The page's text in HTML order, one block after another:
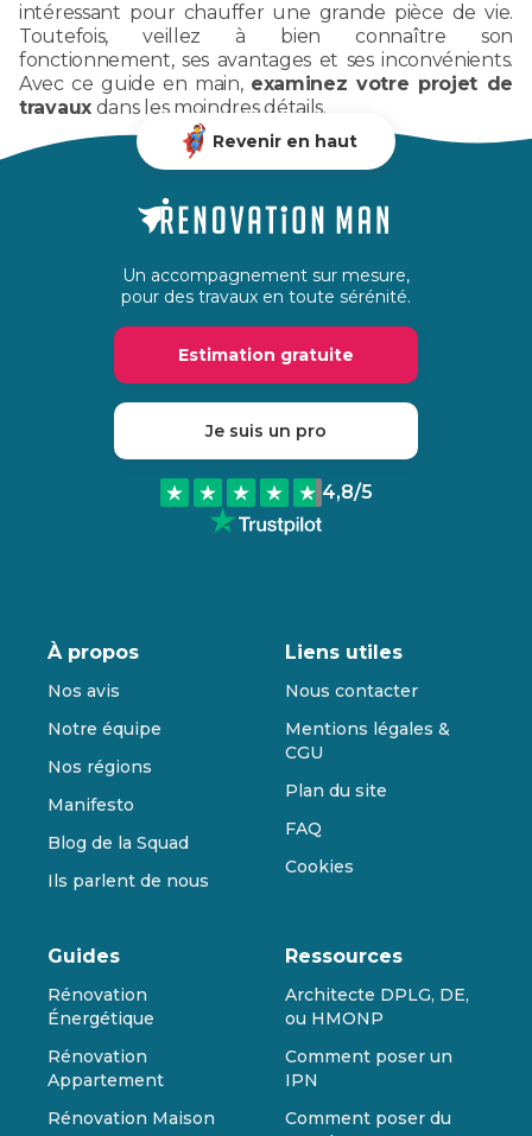
intéressant pour chauffer une grande pièce de vie.
Toutefois, veillez à bien connaître son
fonctionnement, ses avantages et ses inconvénients.
Avec ce guide en main, examinez votre projet de
travauxdans les moindres détails.
Revenir en haut
Un accompagnement sur mesure,
pour des travaux en toute sérénité.
Estimation gratuite
Je suis un pro
4,8/5
À propos
Nos avis
Notre équipe
Nos régions
Manifesto
Blog de la Squad
Ils parlent de nous
Liens utiles
Nous contacter
Mentions légales &
CGU
Plan du site
FAQ
Cookies
Guides
Rénovation
Énergétique
Rénovation
Appartement
Rénovation Maison
Ressources
Architecte DPLG, DE,
ou HMONP
Comment poser un
IPN
Comment poser du